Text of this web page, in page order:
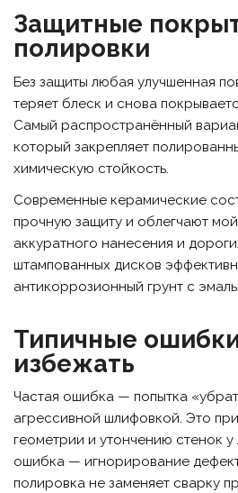
Защитные
полировки
Без защиты любая улучшенная
теряет блеск и снова
Самый распространённый
который закрепляет
химическую стойкость.
Современные керамические
прочную защиту и облегчают
аккуратного нанесения и
штампованных дисков
антикоррозионный грунт с
Типичные
избежать
Частая ошибка — попытка
агрессивной шлифовкой. Это
геометрии и утончению стенок у
ошибка — игнорирование
полировка не заменяет сварку